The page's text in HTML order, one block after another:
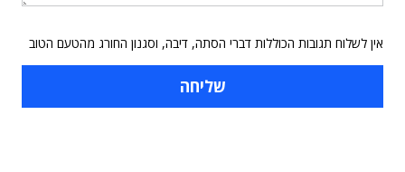
אין לשלוח תגובות הכוללות דברי הסתה, דיבה, וסגנון החורג מהטעם הטוב